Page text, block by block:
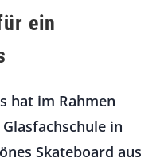
ein
hat im Rahmen
in
Skateboard aus